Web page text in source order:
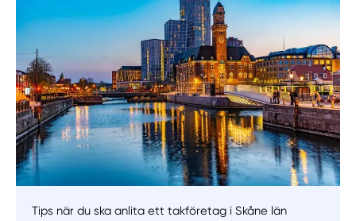
Manuellt Få hjälp
Tips när du ska anlita ett takföretag i Skåne län